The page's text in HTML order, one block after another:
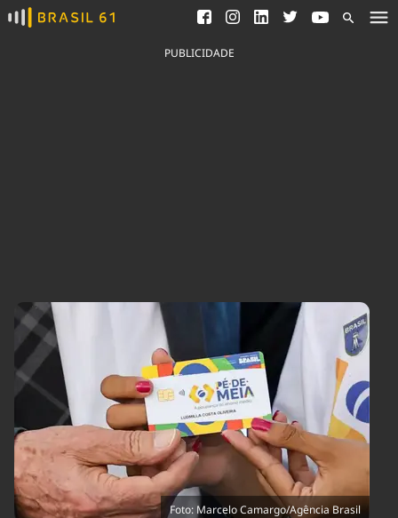
Ver todas as notícias
Saneamento
Indicadores
Agronegócios
Brasil
Brasil Mineral
Ciência &
Tecnologia
Comportamento
Cultura
Economia
Educação
Infraestrutura
Internacional
Meio Ambiente
Podcast
Política
Saúde
Tempo
PUBLICIDADE
Foto: Marcelo Camargo/Agência Brasil